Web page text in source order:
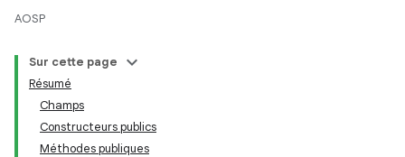
AOSP
Sur cette page
Résumé
Champs
Constructeurs publics
Méthodes publiques